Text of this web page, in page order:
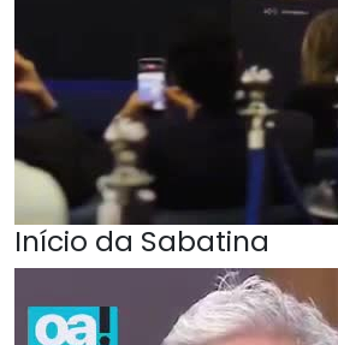
Início da Sabatina